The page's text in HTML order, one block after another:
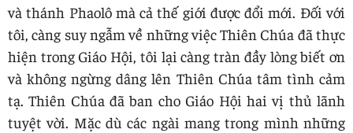
và thánh Phaolô mà cả thế giới được đổi mới. Đối với
tôi, càng suy ngẫm về những việc Thiên Chúa đã thực
hiện trong Giáo Hội, tôi lại càng tràn đầy lòng biết ơn
và không ngừng dâng lên Thiên Chúa tâm tình cảm
tạ. Thiên Chúa đã ban cho Giáo Hội hai vị thủ lãnh
tuyệt vời. Mặc dù các ngài mang trong mình những